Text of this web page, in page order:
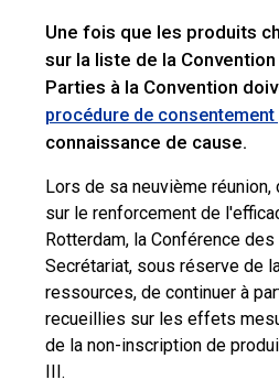
Une fois que les produits
sur la liste de la
Parties à la Convention
procédure de consentement
connaissance de cause.
Lors de sa neuvième
sur le renforcement de
Rotterdam, la Conférence
Secrétariat, sous réserve de
ressources, de continuer à
recueillies sur les effets
de la non-inscription de
III.